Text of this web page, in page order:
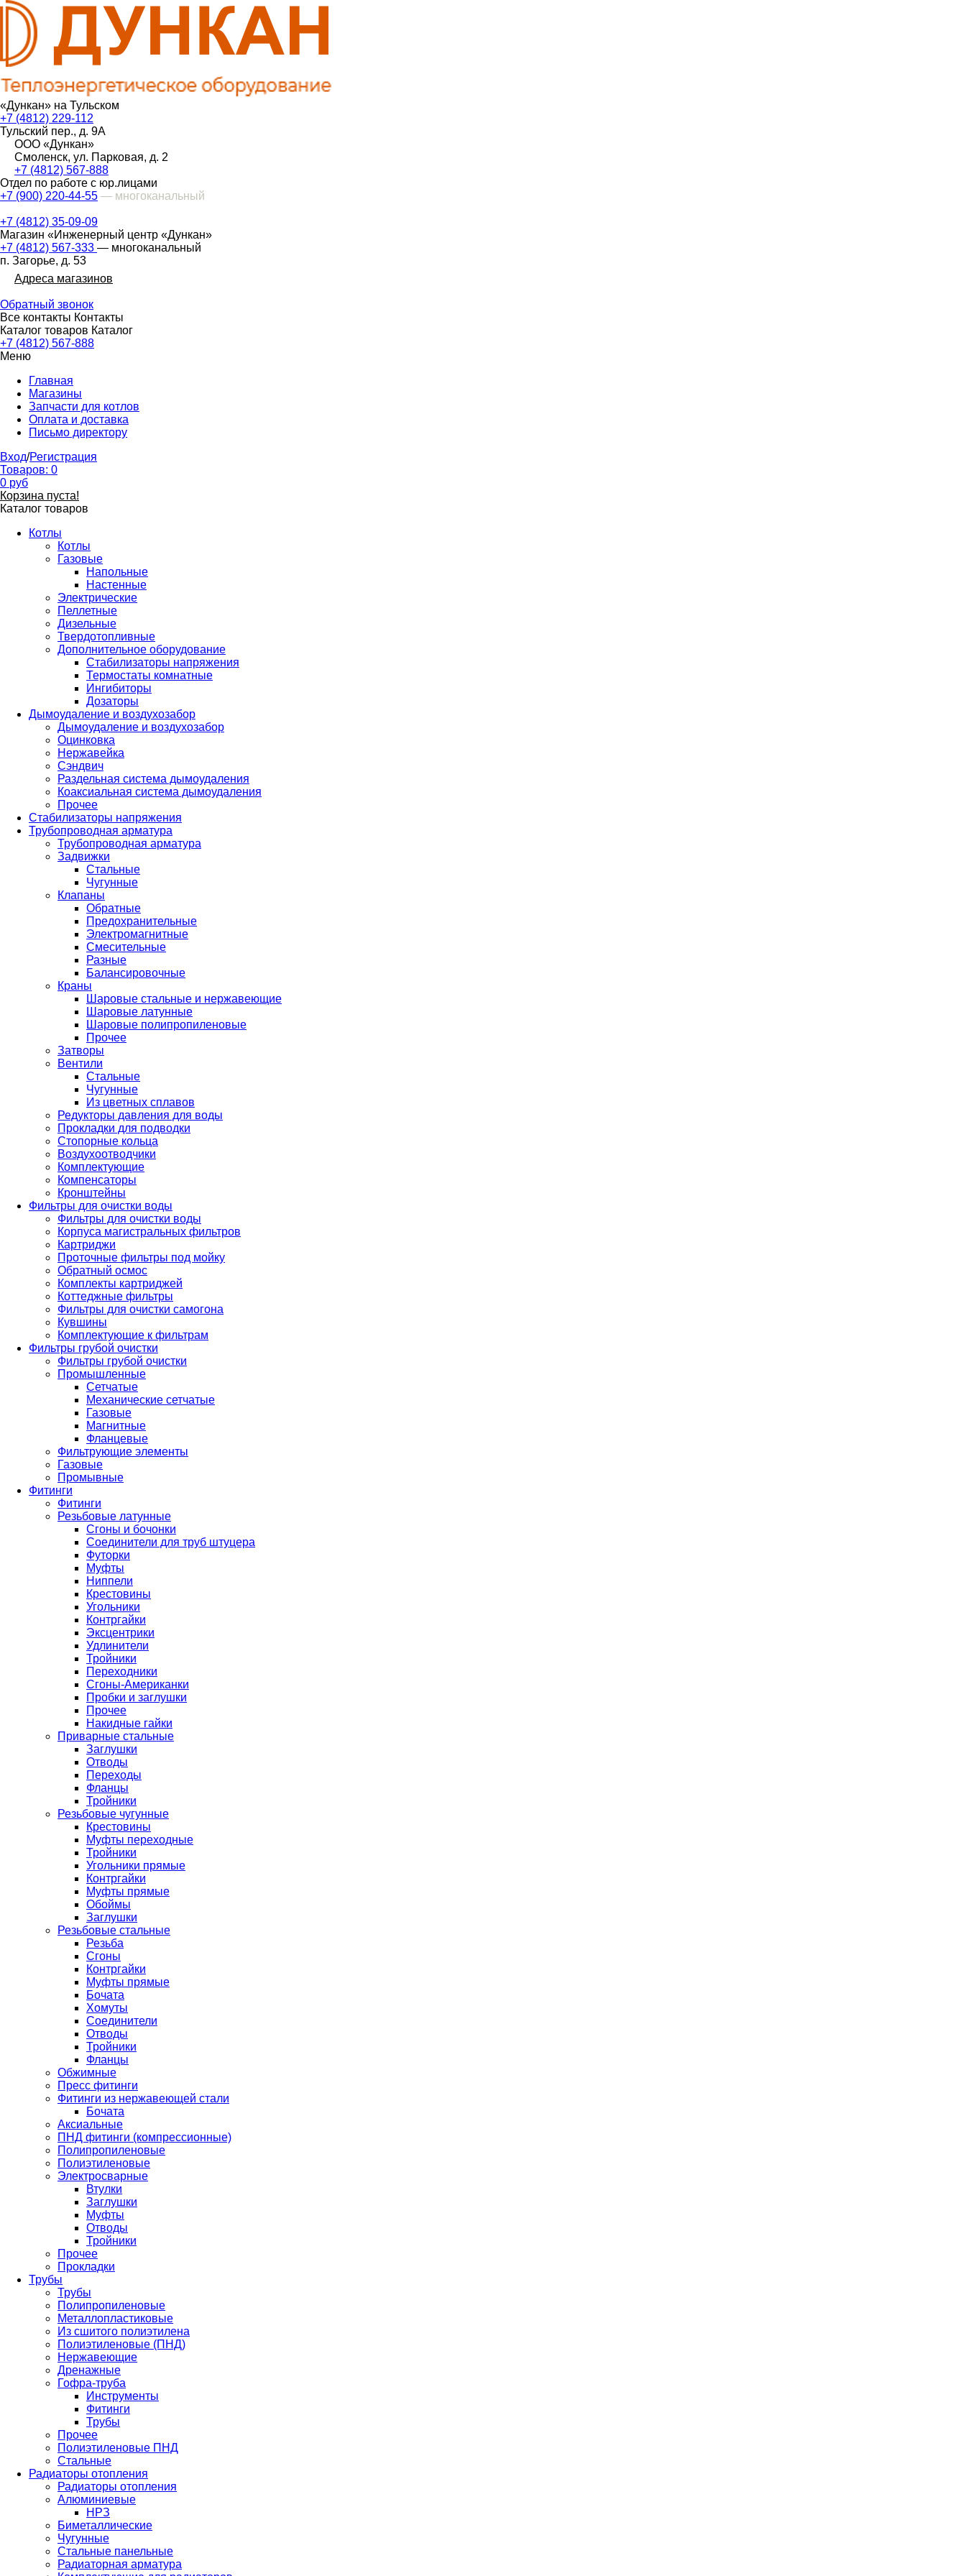
«Дункан» на Тульском
+7 (4812) 229-112
Тульский пер., д. 9А
ООО «Дункан»
Смоленск, ул. Парковая, д. 2
+7 (4812) 567-888
Отдел по работе с юр.лицами
+7 (900) 220-44-55 — многоканальный
+7 (4812) 35-09-09
Магазин «Инженерный центр «Дункан»
+7 (4812) 567-333 — многоканальный
п. Загорье, д. 53
Адреса магазинов
Обратный звонок
Все контакты Контакты
Каталог товаров Каталог
+7 (4812) 567-888
Меню
Главная
Магазины
Запчасти для котлов
Оплата и доставка
Письмо директору
Вход/Регистрация
Товаров: 0
0 руб
Корзина пуста!
Каталог товаров
Котлы
Котлы
Газовые
Напольные
Настенные
Электрические
Пеллетные
Дизельные
Твердотопливные
Дополнительное оборудование
Стабилизаторы напряжения
Термостаты комнатные
Ингибиторы
Дозаторы
Дымоудаление и воздухозабор
Дымоудаление и воздухозабор
Оцинковка
Нержавейка
Сэндвич
Раздельная система дымоудаления
Коаксиальная система дымоудаления
Прочее
Стабилизаторы напряжения
Трубопроводная арматура
Трубопроводная арматура
Задвижки
Стальные
Чугунные
Клапаны
Обратные
Предохранительные
Электромагнитные
Смесительные
Разные
Балансировочные
Краны
Шаровые стальные и нержавеющие
Шаровые латунные
Шаровые полипропиленовые
Прочее
Затворы
Вентили
Стальные
Чугунные
Из цветных сплавов
Редукторы давления для воды
Прокладки для подводки
Стопорные кольца
Воздухоотводчики
Комплектующие
Компенсаторы
Кронштейны
Фильтры для очистки воды
Фильтры для очистки воды
Корпуса магистральных фильтров
Картриджи
Проточные фильтры под мойку
Обратный осмос
Комплекты картриджей
Коттеджные фильтры
Фильтры для очистки самогона
Кувшины
Комплектующие к фильтрам
Фильтры грубой очистки
Фильтры грубой очистки
Промышленные
Сетчатые
Механические сетчатые
Газовые
Магнитные
Фланцевые
Фильтрующие элементы
Газовые
Промывные
Фитинги
Фитинги
Резьбовые латунные
Сгоны и бочонки
Соединители для труб штуцера
Футорки
Муфты
Ниппели
Крестовины
Угольники
Контргайки
Эксцентрики
Удлинители
Тройники
Переходники
Сгоны-Американки
Пробки и заглушки
Прочее
Накидные гайки
Приварные стальные
Заглушки
Отводы
Переходы
Фланцы
Тройники
Резьбовые чугунные
Крестовины
Муфты переходные
Тройники
Угольники прямые
Контргайки
Муфты прямые
Обоймы
Заглушки
Резьбовые стальные
Резьба
Сгоны
Контргайки
Муфты прямые
Бочата
Хомуты
Соединители
Отводы
Тройники
Фланцы
Обжимные
Пресс фитинги
Фитинги из нержавеющей стали
Бочата
Аксиальные
ПНД фитинги (компрессионные)
Полипропиленовые
Полиэтиленовые
Электросварные
Втулки
Заглушки
Муфты
Отводы
Тройники
Прочее
Прокладки
Трубы
Трубы
Полипропиленовые
Металлопластиковые
Из сшитого полиэтилена
Полиэтиленовые (ПНД)
Нержавеющие
Дренажные
Гофра-труба
Инструменты
Фитинги
Трубы
Прочее
Полиэтиленовые ПНД
Стальные
Радиаторы отопления
Радиаторы отопления
Алюминиевые
НРЗ
Биметаллические
Чугунные
Стальные панельные
Радиаторная арматура